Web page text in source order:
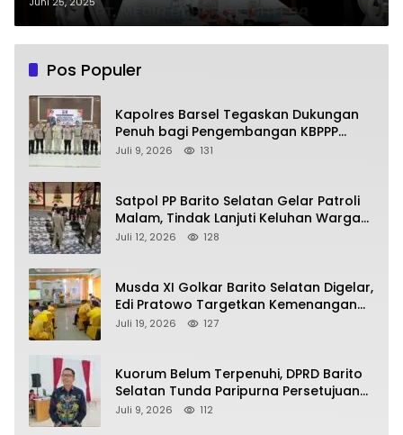
Pos Populer
Kapolres Barsel Tegaskan Dukungan
Penuh bagi Pengembangan KBPPP
Kalimantan Tengah
Juli 9, 2026 131
Satpol PP Barito Selatan Gelar Patroli
Malam, Tindak Lanjuti Keluhan Warga
soal Balap Liar dan Remaja Nongkrong
Juli 12, 2026 128
Musda XI Golkar Barito Selatan Digelar,
Edi Pratowo Targetkan Kemenangan
Partai pada Pemilu Mendatang
Juli 19, 2026 127
Kuorum Belum Terpenuhi, DPRD Barito
Selatan Tunda Paripurna Persetujuan
Raperda Pertanggungjawaban APBD
Juli 9, 2026 112